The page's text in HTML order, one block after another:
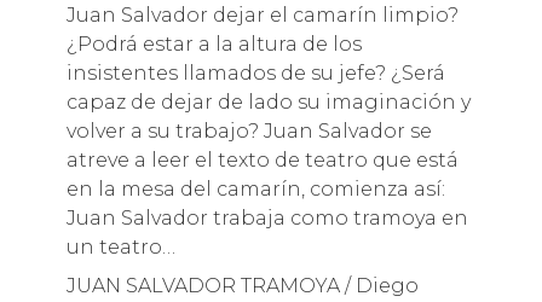
Juan Salvador dejar el camarín limpio?
¿Podrá estar a la altura de los
insistentes llamados de su jefe? ¿Será
capaz de dejar de lado su imaginación y
volver a su trabajo? Juan Salvador se
atreve a leer el texto de teatro que está
en la mesa del camarín, comienza así:
Juan Salvador trabaja como tramoya en
un teatro…
JUAN SALVADOR TRAMOYA / Diego